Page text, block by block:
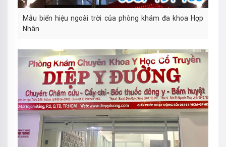
Mẫu biển hiệu ngoài trời của phòng khám đa khoa Hợp
Nhân